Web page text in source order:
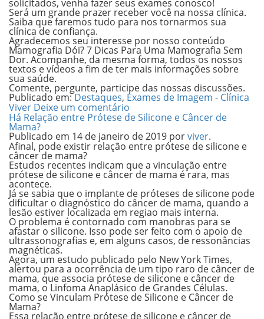
solicitados, venha fazer seus exames conosco!
Será um grande prazer receber você na nossa clínica.
Saiba que faremos tudo para nos tornarmos sua
clínica de confiança.
Agradecemos seu interesse por nosso conteúdo
Mamografia Dói? 7 Dicas Para Uma Mamografia Sem
Dor. Acompanhe, da mesma forma, todos os nossos
textos e vídeos a fim de ter mais informações sobre
sua saúde.
Comente, pergunte, participe das nossas discussões.
Publicado em:Destaques, Exames de Imagem - Clínica
Viver Deixe um comentário
Há Relação entre Prótese de Silicone e Câncer de
Mama?
Publicado em 14 de janeiro de 2019 porviver.
Afinal, pode existir relação entre prótese de silicone e
câncer de mama?
Estudos recentes indicam que a vinculação entre
prótese de silicone e câncer de mama é rara, mas
acontece.
Já se sabia que o implante de próteses de silicone pode
dificultar o diagnóstico do câncer de mama, quando a
lesão estiver localizada em regiao mais interna.
O problema é contornado com manobras para se
afastar o silicone. Isso pode ser feito com o apoio de
ultrassonografias e, em alguns casos, de ressonâncias
magnéticas.
Agora, um estudo publicado pelo New York Times,
alertou para a ocorrência de um tipo raro de câncer de
mama, que associa prótese de silicone e câncer de
mama, o Linfoma Anaplásico de Grandes Células.
Como se Vinculam Prótese de Silicone e Câncer de
Mama?
Essa relação entre prótese de silicone e câncer de